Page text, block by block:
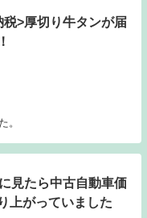
税>厚切り牛タンが届
。
見たら中古自動車価
上がっていました